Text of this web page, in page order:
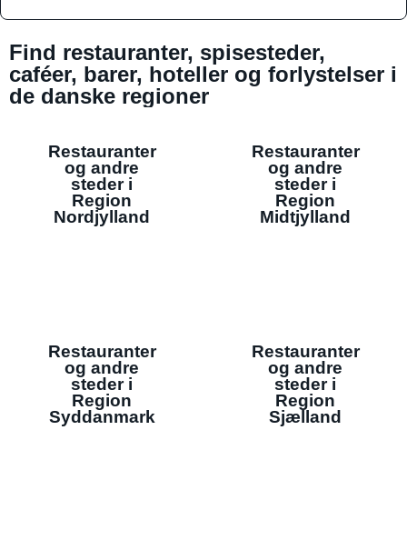
Find restauranter, spisesteder,
caféer, barer, hoteller og forlystelser i
de danske regioner
Restauranter
og andre
steder i
Region
Nordjylland
Restauranter
og andre
steder i
Region
Midtjylland
Restauranter
og andre
steder i
Region
Syddanmark
Restauranter
og andre
steder i
Region
Sjælland